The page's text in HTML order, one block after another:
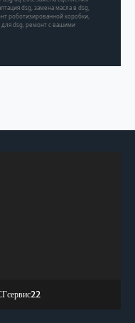
dsg, замена масла в dsg,
роботизированной коробки,
для dsg, ремонт с вашими